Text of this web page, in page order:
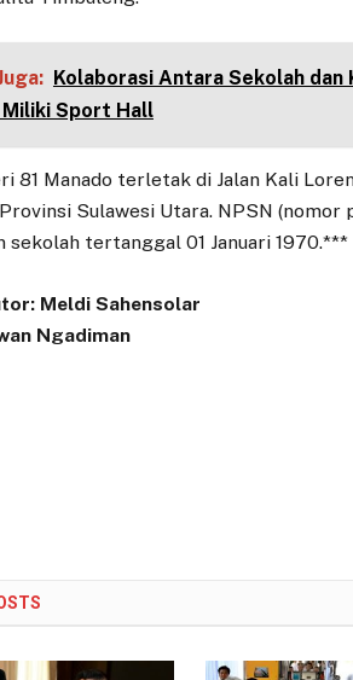
Kolaborasi Antara Sekolah dan
Miliki Sport Hall
81 Manado terletak di Jalan Kali
Sulawesi Utara. NPSN
sekolah tertanggal 01 Januari 1970.***
Meldi Sahensolar
Ngadiman